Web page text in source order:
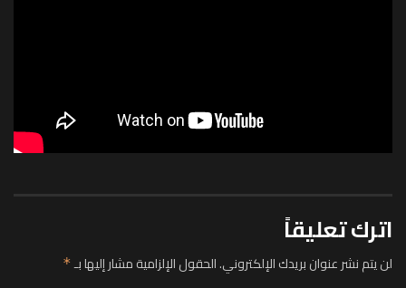
اترك تعليقاً
لن يتم نشر عنوان بريدك الإلكتروني.الحقول الإلزامية مشار إليها بـ*